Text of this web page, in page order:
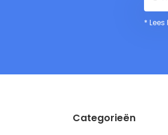
*
Categorieën